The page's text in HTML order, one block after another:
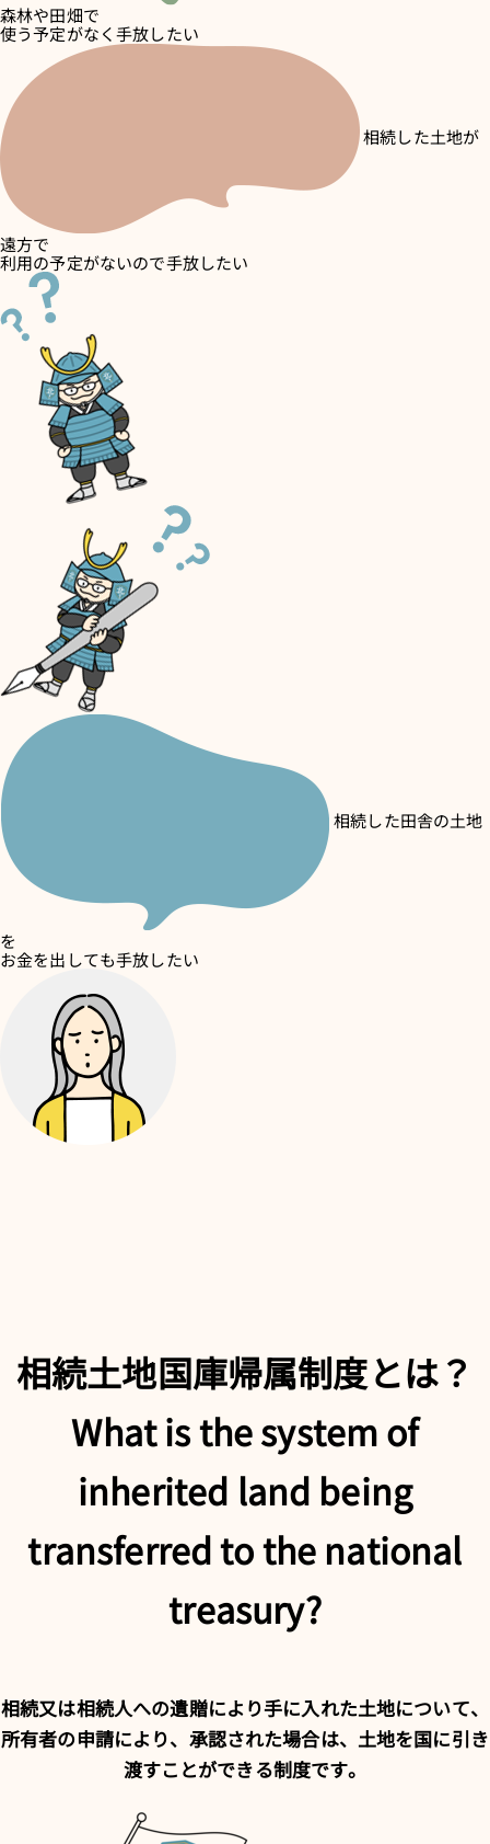
森林や田畑で
使う予定がなく手放したい
相続した土地が
遠方で
利用の予定がないので手放したい
相続した田舎の土地
を
お金を出しても手放したい
相続土地国庫帰属制度とは？
What is the system of
inherited land being
transferred to the national
treasury?
相続又は相続人への遺贈により手に入れた土地について、
所有者の申請により、承認された場合は、土地を国に引き
渡すことができる制度です。